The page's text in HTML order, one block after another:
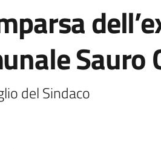
Sauro
del Sindaco